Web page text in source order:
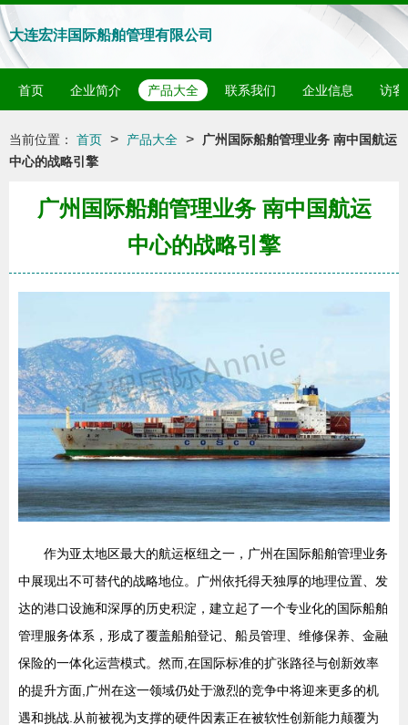
大连宏沣国际船舶管理有限公司
首页 企业简介 产品大全 联系我们 企业信息 访客
当前位置： 首页 > 产品大全 >
广州国际船舶管理业务 南中国航运
中心的战略引擎
广州国际船舶管理业务 南中国航运
中心的战略引擎
作为亚太地区最大的航运枢纽之一，广州在国际船舶管理业务
中展现出不可替代的战略地位。广州依托得天独厚的地理位置、发
达的港口设施和深厚的历史积淀，建立起了一个专业化的国际船舶
管理服务体系，形成了覆盖船舶登记、船员管理、维修保养、金融
保险的一体化运营模式。然而,在国际标准的扩张路径与创新效率
的提升方面,广州在这一领域仍处于激烈的竞争中将迎来更多的机
遇和挑战.从前被视为支撑的硬件因素正在被软性创新能力颠覆为